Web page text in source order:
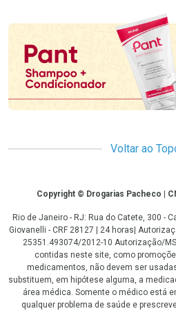
Promoção em
Voltar ao
CopyrightCopyright © Drogarias Pacheco |
Rio de Janeiro - RJ: Rua do Catete, 300 -
Giovanelli - CRF 28127 | 24 horas|
25351.493074/2012-10 Autorização/
contidas neste site, como
medicamentos, não devem ser
substituem, em hipótese alguma, a
área médica. Somente o médico está
qualquer problema de saúde e